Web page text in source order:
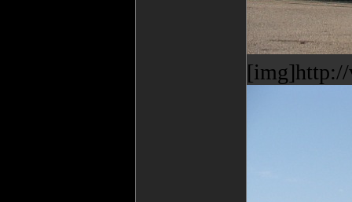
[img]http://